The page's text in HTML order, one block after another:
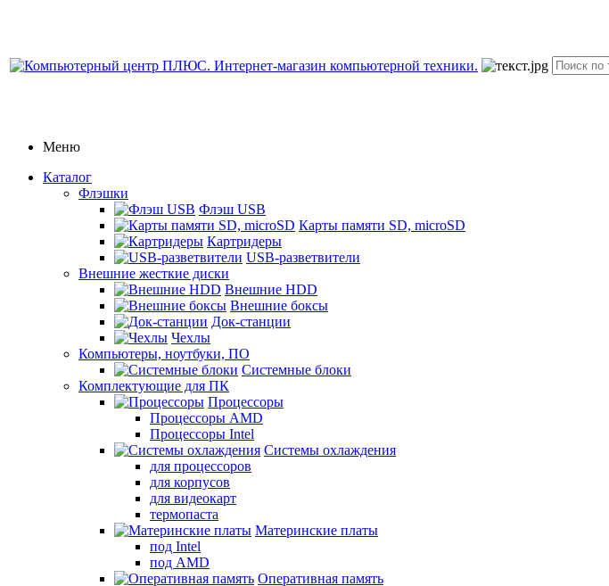
Меню
Каталог
Флэшки
Флэш USB
Карты памяти SD, microSD
Картридеры
USB-разветвители
Внешние жесткие диски
Внешние HDD
Внешние боксы
Док-станции
Чехлы
Компьютеры, ноутбуки, ПО
Системные блоки
Комплектующие для ПК
Процессоры
Процессоры AMD
Процессоры Intel
Системы охлаждения
для процессоров
для корпусов
для видеокарт
термопаста
Материнские платы
под Intel
под AMD
Оперативная память